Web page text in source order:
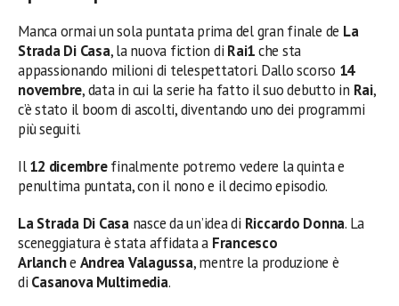
Manca ormai un sola puntata prima del gran finale de La
Strada Di Casa, la nuova fiction di Rai1che sta
appassionando milioni di telespettatori. Dallo scorso 14
novembre, data in cui la serie ha fatto il suo debutto in Rai,
c’è stato il boom di ascolti, diventando uno dei programmi
più seguiti.
Il12 dicembrefinalmente potremo vedere la quinta e
penultima puntata, con il nono e il decimo episodio.
La Strada Di Casanasce da un’idea di Riccardo Donna. La
sceneggiatura è stata affidata a Francesco
Arlanche Andrea Valagussa, mentre la produzione è
di Casanova Multimedia.